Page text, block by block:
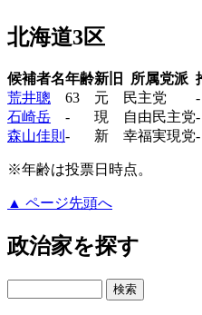
北海道3区
候補者名年齢新旧 所属党派
荒井聰
63 元 民主党 -
石崎岳
- 現 自由民主党-
森山佳則 - 新 幸福実現党-
※年齢は投票日時点。
▲ ページ先頭へ
政治家を探す